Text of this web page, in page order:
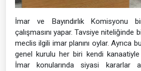
İmar ve Bayındırlık Komisyonu
çalışmasını yapar. Tavsiye niteliğinde
meclis ilgili imar planını oylar. Ayrıca
genel kurulu her biri kendi kanaatiyle
İmar konularında siyasi kararlar